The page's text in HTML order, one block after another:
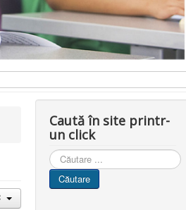
Caută în site printr-
un click
Cauta
in
site
Căutare